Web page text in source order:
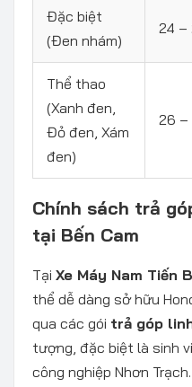
Đặc biệt
(Đen nhám)
24 –
Thể thao
(Xanh đen,
Đỏ đen, Xám
đen)
26 –
Chính sách trả
tại Bến Cam
Tại Xe Máy Nam Tiến
thể dễ dàng sở hữu
qua các gói trả góp
tượng, đặc biệt là sinh
công nghiệp Nhơn Trạch.